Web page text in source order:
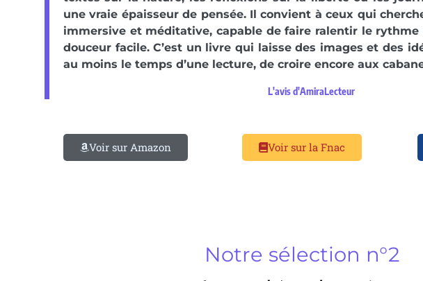
une vraie épaisseur de pensée. Il convient à ceux qui
immersive et méditative, capable de faire ralentir le rythme
douceur facile. C’est un livre qui laisse des images et des
au moins le temps d’une lecture, de croire encore aux
L'avis d'AmiraLecteur
Voir sur Amazon Voir sur la Fnac
Notre sélection n°2